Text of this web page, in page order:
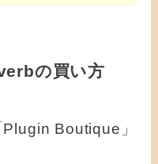
の買い方
Boutique」